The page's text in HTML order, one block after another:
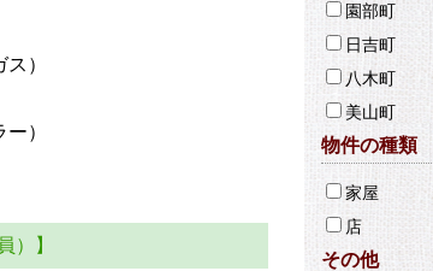
）
）
）】
園部町
日吉町
八木町
美山町
物件の種類
家屋
店
その他